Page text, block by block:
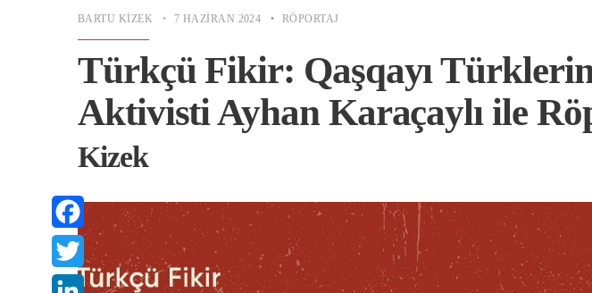
BARTU KIZEK • 7 HAZIRAN 2024 • RÖPORTAJ
Türkçü Fikir: Qaşqayı
Aktivisti Ayhan Karaçaylı ile
Kizek
Facebook
Twitter